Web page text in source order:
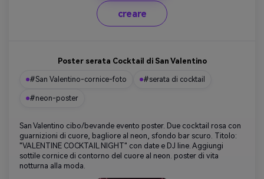
creare
Poster serata Cocktail di San Valentino
#San Valentino-cornice-foto #serata di cocktail
#neon-poster
San Valentino cibo/bevande evento poster. Due cocktail rosa con
guarnizioni di cuore, bagliore al neon, sfondo bar scuro. Titolo:
"VALENTINE COCKTAIL NIGHT" con date e DJ line. Aggiungi
sottile cornice di contorno del cuore al neon. poster di vita
notturna alla moda.